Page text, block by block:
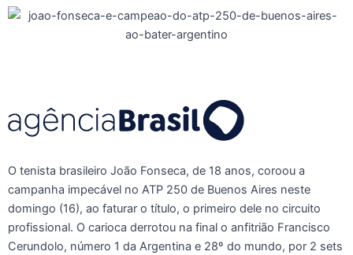
O tenista brasileiro João Fonseca, de 18 anos, coroou a
campanha impecável no ATP 250 de Buenos Aires neste
domingo (16), ao faturar o título, o primeiro dele no circuito
profissional. O carioca derrotou na final o anfitrião Francisco
Cerundolo, número 1 da Argentina e 28º do mundo, por 2 sets